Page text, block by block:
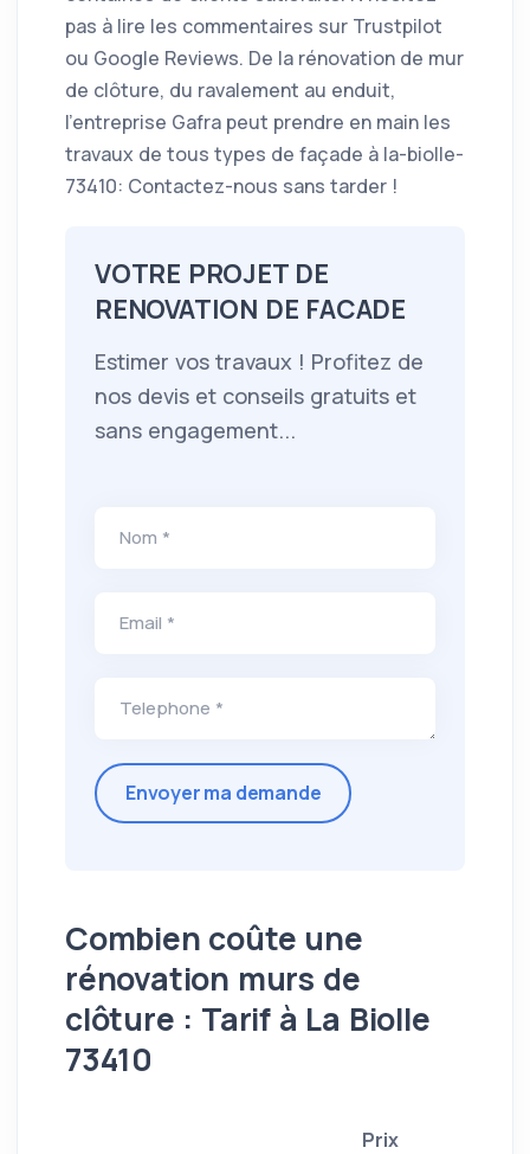
pas à lire les commentaires sur Trustpilot
ou Google Reviews. De la rénovation de mur
de clôture, du ravalement au enduit,
l’entreprise Gafra peut prendre en main les
travaux de tous types de façade à la-biolle-
73410: Contactez-nous sans tarder !
VOTRE PROJET DE
RENOVATION DE FACADE
Estimer vos travaux ! Profitez de
nos devis et conseils gratuits et
sans engagement...
Nom *
Email *
Telephone *
Combien coûte une
rénovation murs de
clôture : Tarif à La Biolle
73410
Prix